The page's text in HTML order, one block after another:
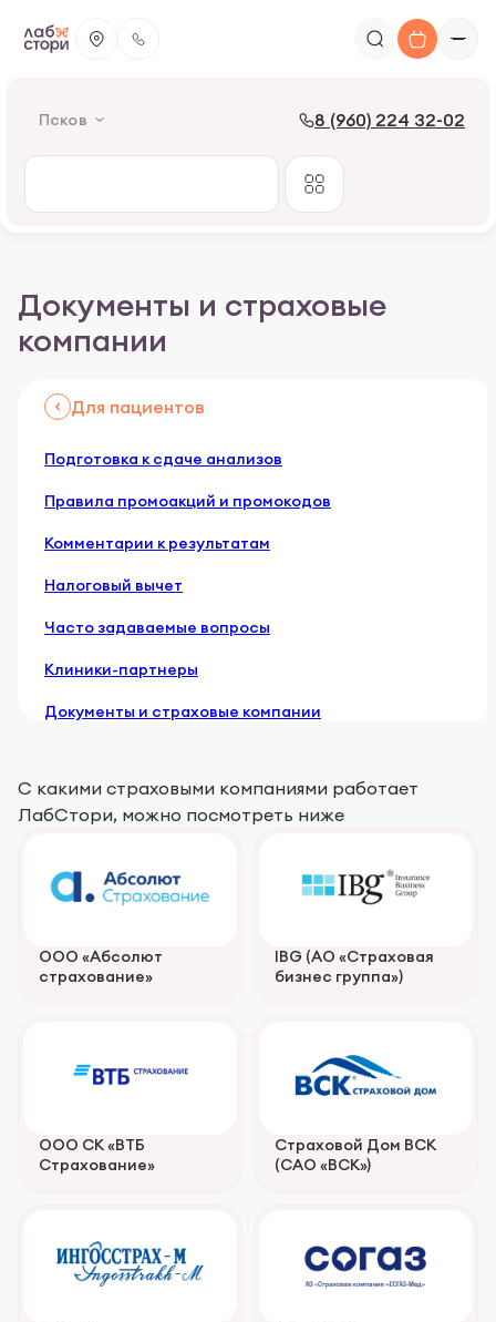
Псков 8 (960) 224 32-02
Документы и страховые
компании
О компании
Сотрудничество
Новости
Для пациентов
Подготовка к сдаче анализов
Правила промоакций и промокодов
Комментарии к результатам
Налоговый вычет
Часто задаваемые вопросы
Клиники-партнеры
Документы и страховые компании
С какими страховыми компаниями работает
ЛабСтори, можно посмотреть ниже
ООО «Абсолют
страхование»
IBG (АО «Страховая
бизнес группа»)
ООО СК «ВТБ
Страхование»
Страховой Дом ВСК
(САО «ВСК»)